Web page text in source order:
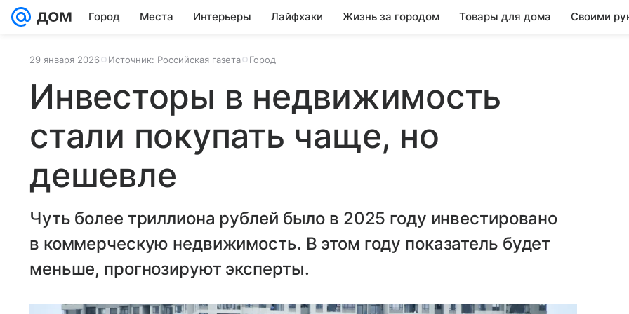
Город Места Интерьеры Лайфхаки Жизнь за городом Товары для дома Своими
29 января 2026 Источник: Российская газета Город
Инвесторы в недвижимость
стали покупать чаще, но
дешевле
Чуть более триллиона рублей было в 2025 году инвестировано
в коммерческую недвижимость. В этом году показатель будет
меньше, прогнозируют эксперты.